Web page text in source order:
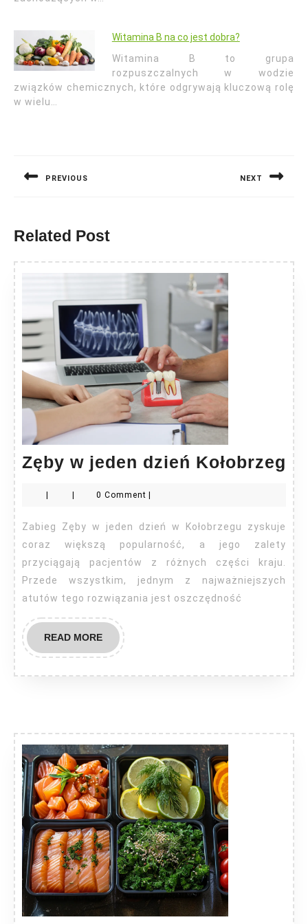
Witamina B na co jest dobra?
Witamina B to grupa
rozpuszczalnych w wodzie
związków chemicznych, które odgrywają kluczową rolę
w wielu…
PREVIOUS NEXT
Related Post
Zęby w jeden dzień Kołobrzeg
w
0 Comment
Zabieg Zęby w jeden dzień w Kołobrzegu zyskuje
coraz większą popularność, a jego zalety
przyciągają pacjentów z różnych części kraju.
Przede wszystkim, jednym z najważniejszych
atutów tego rozwiązania jest oszczędność
READ MOREREAD
MORE